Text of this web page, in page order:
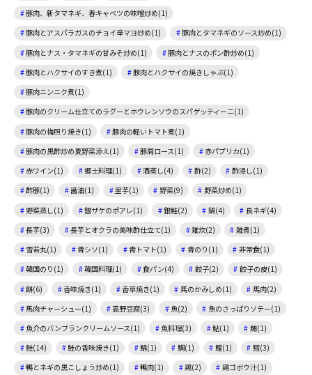
豚肉、新タマネギ、春キャベツの味噌炒め(1)
豚肉とアスパラガスのチョイ辛マヨ炒め(1)
豚肉とタマネギのソース炒め(1)
豚肉とナス・タマネギの甘みそ炒め(1)
豚肉とナスのポン酢炒め(1)
豚肉とハクサイのすき煮(1)
豚肉とハクサイの焼きしゃぶ(1)
豚肉ニンニク煮(1)
豚肉のクリーム仕立てのラグーとホウレンソウのスパゲッティーニ(1)
豚肉の梅照り焼き(1)
豚肉の軽いトマト煮(1)
豚肉の黒酢炒め夏野菜添え(1)
豚肩ロース(1)
赤パプリカ(1)
赤ワイン(1)
郷土料理(1) 酒蒸し(4) 酢(2)
酢浸し(1)
酢豚(1)
醤油(1) 里芋(1) 野菜(9)
野菜炒め(1)
野菜蒸し(1)
銀ザケのポアレ(1) 銀鮭(2) 鍋(4)
長ネギ(4)
長芋(3)
長芋とオクラの美味酢仕立て(1) 雑炊(2)
雑煮(1)
雪若丸(1)
青シソ(1) 青トマト(1) 青のり(1)
非常食(1)
韓国のり(1)
韓国料理(1) 食パン(4) 餃子(2)
餃子の皮(1)
餅(6)
香味焼き(1) 香草焼き(1) 馬のかみしめ(1)
馬肉(2)
馬肉チャーシュー(1)
高野豆腐(3) 魚(2)
魚のさっぱりソテー(1)
魚介のバンブランクリームソース(1)
魚料理(3) 鮎(1)
鮪(1)
鮭(14)
鮭の香味焼き(1) 鯖(1) 鯛(1) 鰹(1)
鱈(3)
鴨とネギの黒こしょう炒め(1)
鴨肉(1) 鶏(2)
鶏ゴボウ汁(1)